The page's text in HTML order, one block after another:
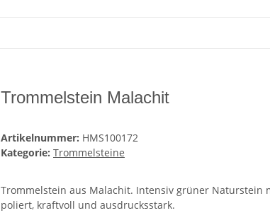
Trommelstein Malachit
Artikelnummer: HMS100172
Kategorie: Trommelsteine
Trommelstein aus Malachit. Intensiv grüner Naturstein
poliert, kraftvoll und ausdrucksstark.